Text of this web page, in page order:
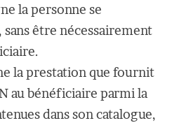
la personne se
être nécessairement
la prestation que fournit
au bénéficiaire parmi la
dans son catalogue,